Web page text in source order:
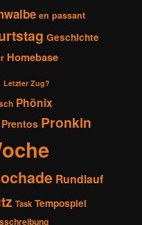
en passant
Geschichte
Homebase
Letzter Zug?
Phönix
Prentos Pronkin
Rundlauf
Task Tempospiel